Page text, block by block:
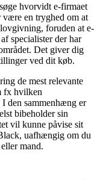
hvorvidt e-firmaet
være en tryghed om at
foruden at e-
specialister der har
Det giver dig
ved dit køb.
de mest relevante
fx hvilken
den sammenhæng er
bibeholder sin
vil kunne påvise sit
uafhængig om du
mand.